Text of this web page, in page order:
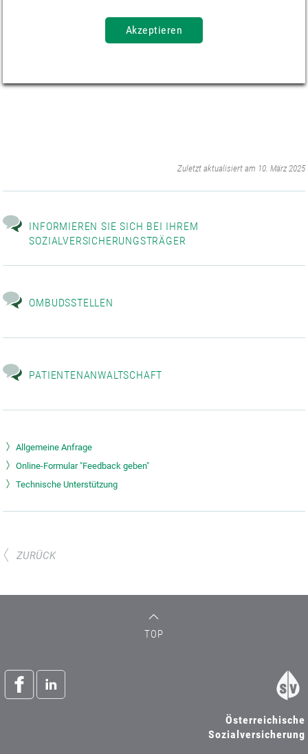
Zuletzt aktualisiert am 10. März 2025
INFORMIEREN SIE SICH BEI IHREM
SOZIALVERSICHERUNGSTRÄGER
OMBUDSSTELLEN
PATIENTENANWALTSCHAFT
Allgemeine Anfrage
Online-Formular "Feedback geben"
Technische Unterstützung
ZURÜCK
TOP
Österreichische
Sozialversicherung